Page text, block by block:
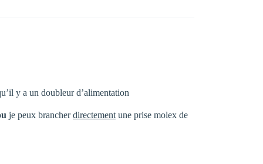
y a un doubleur d’alimentation
je peux brancherdirectement une prise molex de